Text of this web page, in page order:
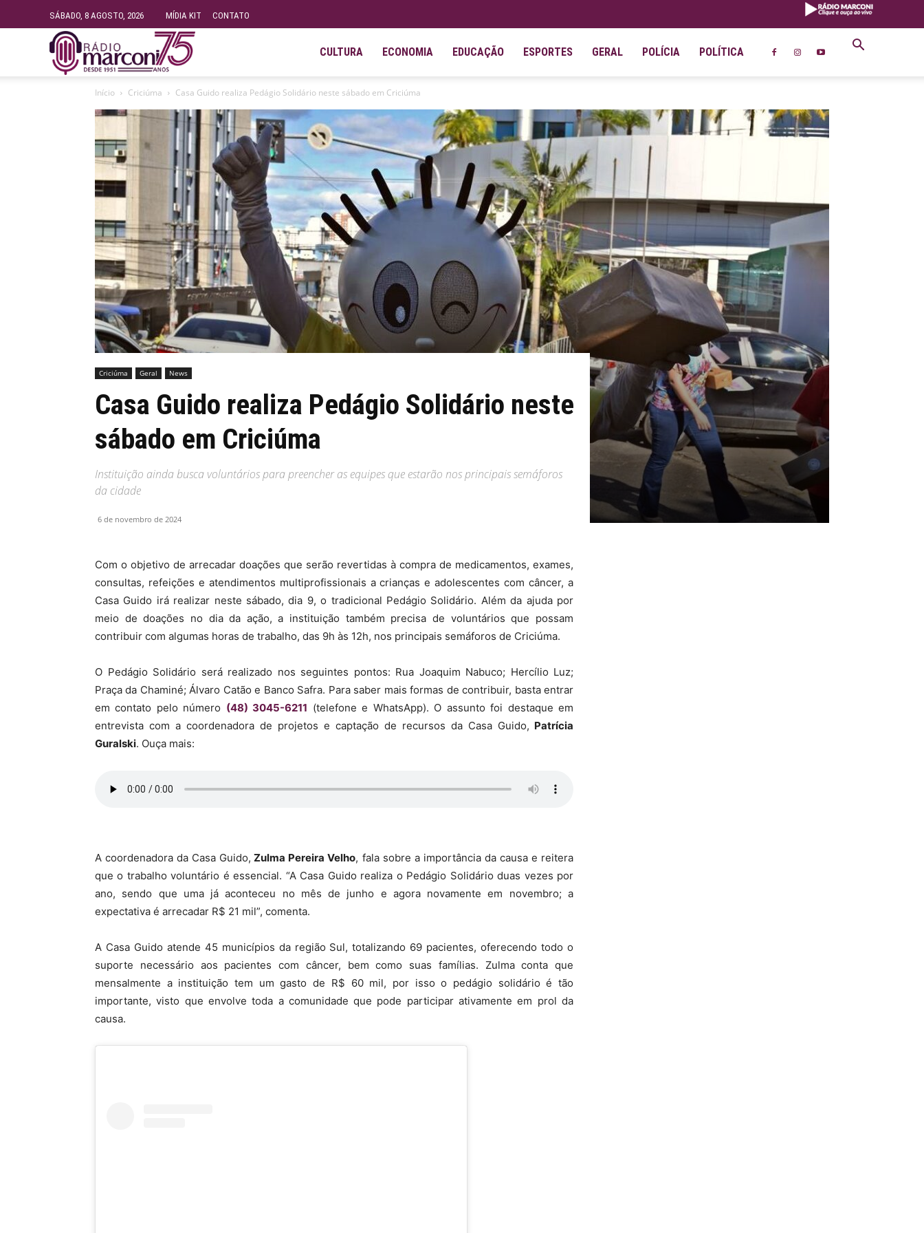
SÁBADO, 8 AGOSTO, 2026 MÍDIA KIT CONTATO
Fundação
Marconi
FM
99.9
MHZ
CULTURA ECONOMIA EDUCAÇÃO ESPORTES GERAL POLÍCIA POLÍTICA
Início Criciúma Casa Guido realiza Pedágio Solidário neste sábado em Criciúma
Criciúma Geral News
Casa Guido realiza Pedágio Solidário neste
sábado em Criciúma
Instituição ainda busca voluntários para preencher as equipes que estarão nos principais semáforos
da cidade
6 de novembro de 2024
Com o objetivo de arrecadar doações que serão revertidas à compra de medicamentos, exames,
consultas, refeições e atendimentos multiprofissionais a crianças e adolescentes com câncer, a
Casa Guido irá realizar neste sábado, dia 9, o tradicional Pedágio Solidário. Além da ajuda por
meio de doações no dia da ação, a instituição também precisa de voluntários que possam
contribuir com algumas horas de trabalho, das 9h às 12h, nos principais semáforos de Criciúma.
O Pedágio Solidário será realizado nos seguintes pontos: Rua Joaquim Nabuco; Hercílio Luz;
Praça da Chaminé; Álvaro Catão e Banco Safra. Para saber mais formas de contribuir, basta entrar
em contato pelo número (48) 3045-6211 (telefone e WhatsApp). O assunto foi destaque em
entrevista com a coordenadora de projetos e captação de recursos da Casa Guido, Patrícia
Guralski. Ouça mais:
A coordenadora da Casa Guido, Zulma Pereira Velho, fala sobre a importância da causa e reitera
que o trabalho voluntário é essencial. “A Casa Guido realiza o Pedágio Solidário duas vezes por
ano, sendo que uma já aconteceu no mês de junho e agora novamente em novembro; a
expectativa é arrecadar R$ 21 mil”, comenta.
A Casa Guido atende 45 municípios da região Sul, totalizando 69 pacientes, oferecendo todo o
suporte necessário aos pacientes com câncer, bem como suas famílias. Zulma conta que
mensalmente a instituição tem um gasto de R$ 60 mil, por isso o pedágio solidário é tão
importante, visto que envolve toda a comunidade que pode participar ativamente em prol da
causa.